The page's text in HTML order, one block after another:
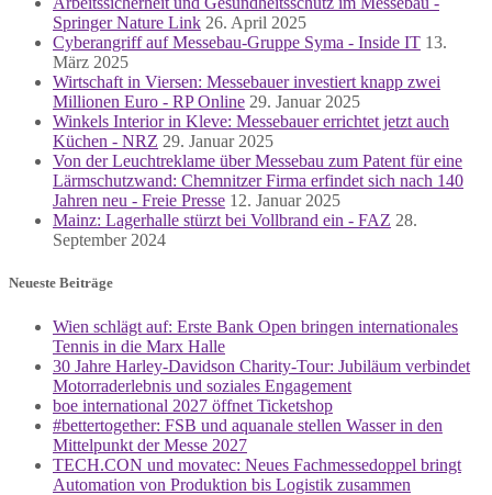
Springer Nature Link 26. April 2025
Cyberangriff auf Messebau-Gruppe Syma - Inside IT 13.
März 2025
Wirtschaft in Viersen: Messebauer investiert knapp zwei
Millionen Euro - RP Online 29. Januar 2025
Winkels Interior in Kleve: Messebauer errichtet jetzt auch
Küchen - NRZ 29. Januar 2025
Von der Leuchtreklame über Messebau zum Patent für eine
Lärmschutzwand: Chemnitzer Firma erfindet sich nach 140
Jahren neu - Freie Presse 12. Januar 2025
Mainz: Lagerhalle stürzt bei Vollbrand ein - FAZ 28.
September 2024
Neueste Beiträge
Wien schlägt auf: Erste Bank Open bringen internationales
Tennis in die Marx Halle
30 Jahre Harley-Davidson Charity-Tour: Jubiläum verbindet
Motorraderlebnis und soziales Engagement
boe international 2027 öffnet Ticketshop
#bettertogether: FSB und aquanale stellen Wasser in den
Mittelpunkt der Messe 2027
TECH.CON und movatec: Neues Fachmessedoppel bringt
Automation von Produktion bis Logistik zusammen